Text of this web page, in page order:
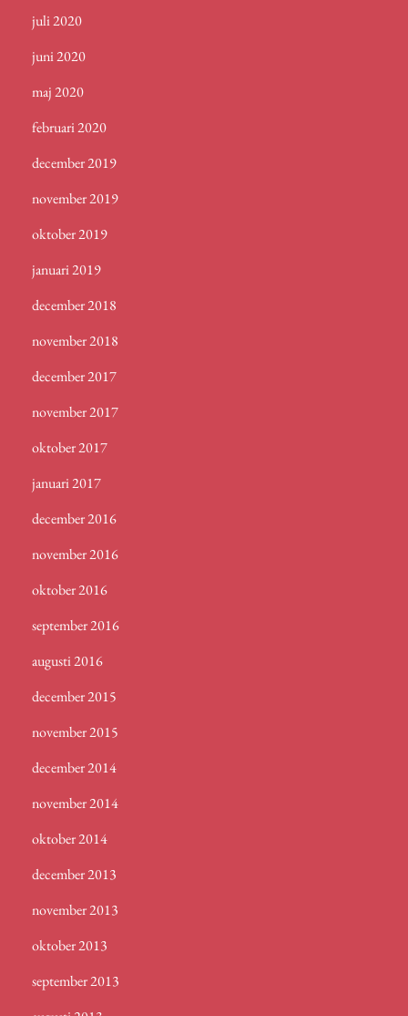
juli 2020
juni 2020
maj 2020
februari 2020
december 2019
november 2019
oktober 2019
januari 2019
december 2018
november 2018
december 2017
november 2017
oktober 2017
januari 2017
december 2016
november 2016
oktober 2016
september 2016
augusti 2016
december 2015
november 2015
december 2014
november 2014
oktober 2014
december 2013
november 2013
oktober 2013
september 2013